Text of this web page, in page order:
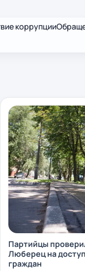
коррупции
Партийцы
Люберец на
граждан